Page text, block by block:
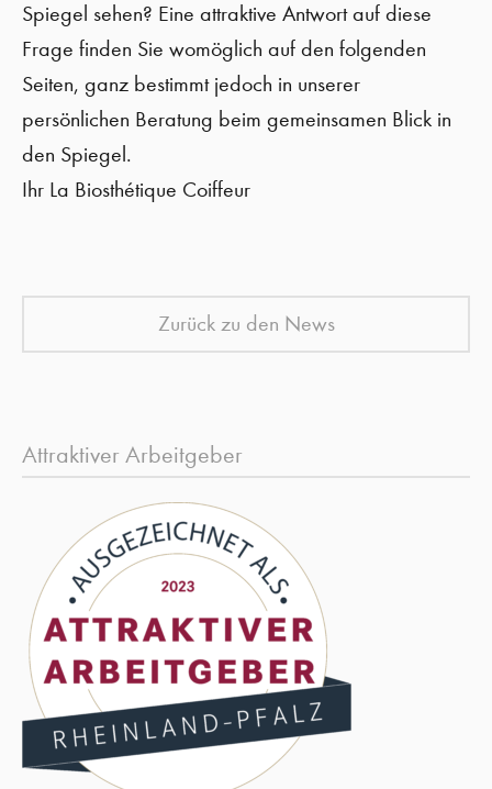
Spiegel sehen? Eine attraktive Antwort auf diese
Frage finden Sie womöglich auf den folgenden
Seiten, ganz bestimmt jedoch in unserer
persönlichen Beratung beim gemeinsamen Blick in
den Spiegel.
Ihr La Biosthétique Coiffeur
Zurück zu den News
Attraktiver Arbeitgeber